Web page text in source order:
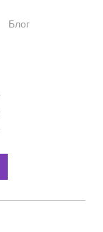
Блог